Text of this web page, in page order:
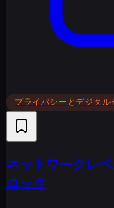
プライバシーとデジタル
ネットワークレ
ロック